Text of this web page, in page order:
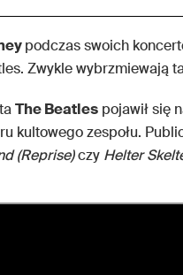
podczas swoich
Zwykle wybrzmiewają
The Beatles pojawił się
kultowego zespołu.
(Reprise)czy Helter